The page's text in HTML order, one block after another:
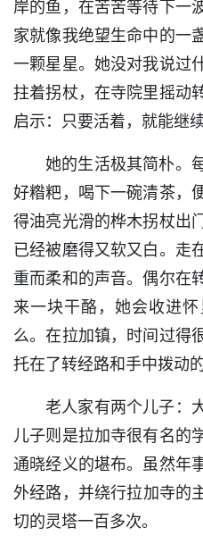
岸的鱼，在苦苦等待下一
家就像我绝望生命中的一
一颗星星。她没对我说过
拄着拐杖，在寺院里摇动
启示：只要活着，就能继
她的生活极其简朴。
好糌粑，喝下一碗清茶，
得油亮光滑的桦木拐杖出
已经被磨得又软又白。走
重而柔和的声音。偶尔在
来一块干酪，她会收进
么。在拉加镇，时间过得
托在了转经路和手中拨动
老人家有两个儿子：
儿子则是拉加寺很有名的
通晓经义的堪布。虽然年
外经路，并绕行拉加寺
切的灵塔一百多次。